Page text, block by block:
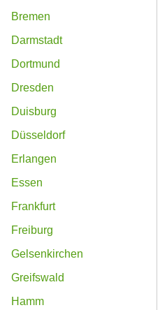
Bremen
Darmstadt
Dortmund
Dresden
Duisburg
Düsseldorf
Erlangen
Essen
Frankfurt
Freiburg
Gelsenkirchen
Greifswald
Hamm